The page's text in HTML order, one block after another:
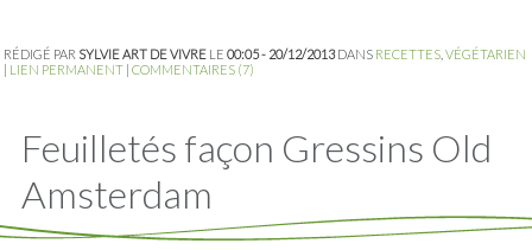
RÉDIGÉ PAR SYLVIE ART DE VIVRE LE 00:05 - 20/12/2013DANS RECETTES VÉGÉTARIEN
| LIEN PERMANENT | COMMENTAIRES (7)
Feuilletés façon Gressins Old
Amsterdam